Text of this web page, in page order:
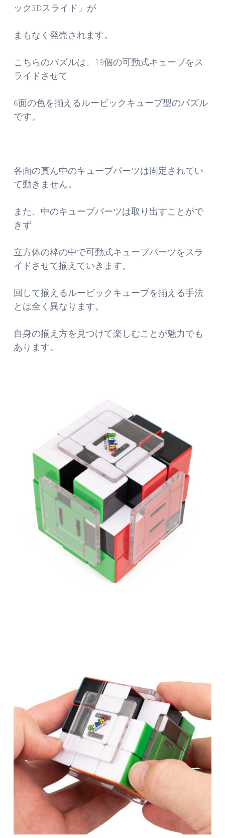
ック3Dスライド」が
まもなく発売されます。
こちらのパズルは、19個の可動式キューブをス
ライドさせて
6面の色を揃えるルービックキューブ型のパズル
です。
各面の真ん中のキューブパーツは固定されてい
て動きません。
また、中のキューブパーツは取り出すことがで
きず
立方体の枠の中で可動式キューブパーツをスラ
イドさせて揃えていきます。
回して揃えるルービックキューブを揃える手法
とは全く異なります。
自身の揃え方を見つけて楽しむことが魅力でも
あります。